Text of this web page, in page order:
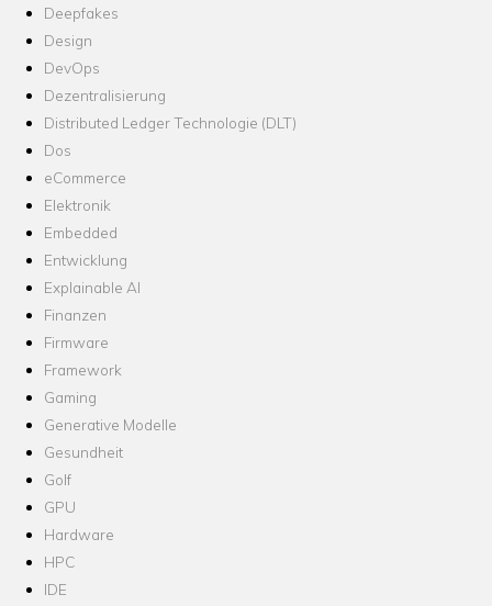
Deepfakes
Design
DevOps
Dezentralisierung
Distributed Ledger Technologie (DLT)
Dos
eCommerce
Elektronik
Embedded
Entwicklung
Explainable AI
Finanzen
Firmware
Framework
Gaming
Generative Modelle
Gesundheit
Golf
GPU
Hardware
HPC
IDE